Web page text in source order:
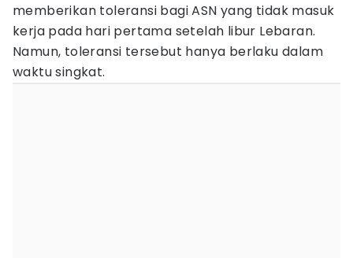
memberikan toleransi bagi ASN yang tidak masuk
kerja pada hari pertama setelah libur Lebaran.
Namun, toleransi tersebut hanya berlaku dalam
waktu singkat.